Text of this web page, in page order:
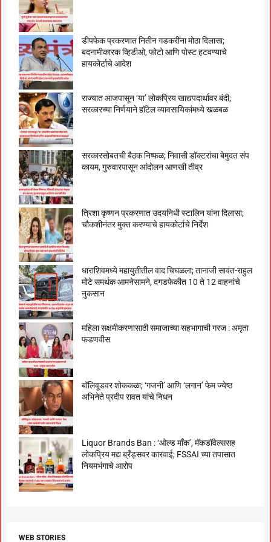
डीपफेक प्रकरणात नितीन गडकरींना मोठा दिलासा;
बदनामीकारक व्हिडीओ, फोटो आणि पोस्ट हटवण्याचे
हायकोर्टाचे आदेश
राज्यात आजपासून ‘या’ लोकप्रिय खाद्यपदार्थावर बंदी;
सरकारच्या निर्णयाने हॉटेल व्यावसायिकांमध्ये खळबळ
सरकारसोबतची बैठक निष्फळ; निवासी डॉक्टरांचा बेमुदत संप
कायम, गुरुवारपासून आंदोलन आणखी तीव्र
त्रिशा कृष्णन प्रकरणात उदयनिधी स्टालिन यांना दिलासा;
चौकशीनंतर मुक्त करण्याचे हायकोर्टाचे निर्देश
धाराशिवमध्ये महायुतीतील वाद चिघळला; तानाजी सावंत-राहुल
मोटे समर्थक आमनेसामने, दगडफेकीत 10 ते 12 वाहनांचे
नुकसान
महिला सक्षमीकरणासाठी समाजाच्या सहभागाची गरज : अमृता
फडणवीस
बॉलिवूडवर शोककळा; ‘गजनी’ आणि ‘लगान’ फेम ज्येष्ठ
अभिनेते प्रदीप रावत यांचे निधन
Liquor Brands Ban : ‘ओल्ड मॉंक’, मॅकडॉवेल्ससह
लोकप्रिय मद्य ब्रँड्सवर कारवाई; FSSAI च्या तपासात
नियमभंगाचे आरोप
WEB STORIES